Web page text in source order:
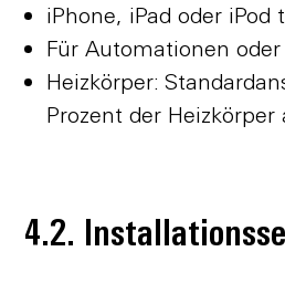
iPhone, iPad oder
Für Automationen
Heizkörper:
Prozent der
4.2.